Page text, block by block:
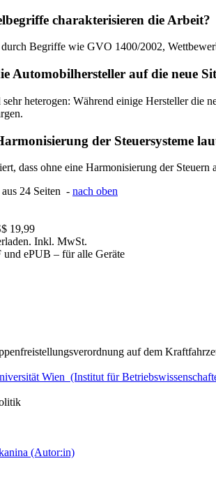
charakterisieren die Arbeit?
Begriffe wie GVO 1400/2002,
Automobilhersteller auf die neue
heterogen: Während einige Hersteller die
der Steuersysteme
dass ohne eine Harmonisierung der
24 Seiten - nach oben
19,99
Inkl. MwSt.
und ePUB – für alle Geräte
auf dem
Wien (Institut für
(Autor:in)